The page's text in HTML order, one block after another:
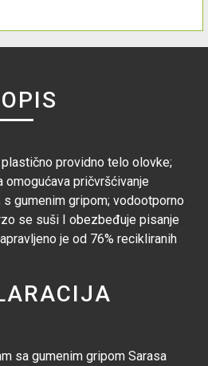
OPIS
providno telo olovke;
pričvršćivanje
gumenim gripom; vodootporno
se suši I obezbeđuje pisanje
je od 76% recikliranih
sa gumenim gripom Sarasa